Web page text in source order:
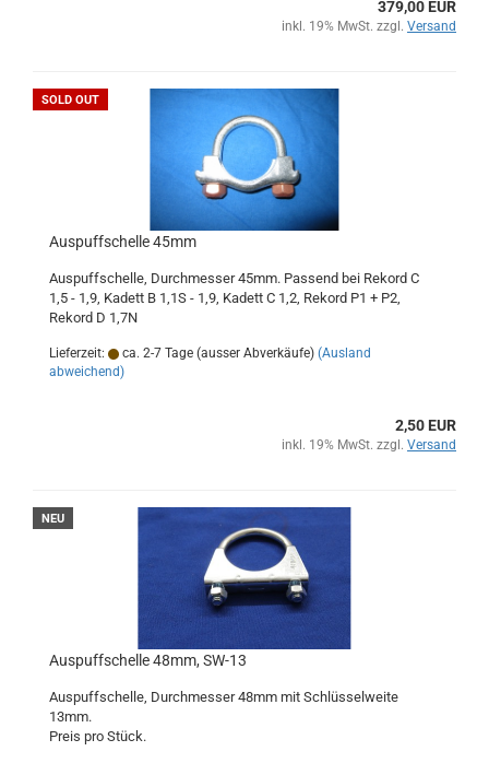
379,00 EUR
inkl. 19% MwSt. zzgl. Versand
SOLD OUT
Auspuffschelle 45mm
Auspuffschelle, Durchmesser 45mm. Passend bei Rekord C
1,5 - 1,9, Kadett B 1,1S - 1,9, Kadett C 1,2, Rekord P1 + P2,
Rekord D 1,7N
Lieferzeit: ca. 2-7 Tage (ausser Abverkäufe) (Ausland
abweichend)
2,50 EUR
inkl. 19% MwSt. zzgl. Versand
NEU
Auspuffschelle 48mm, SW-13
Auspuffschelle, Durchmesser 48mm mit Schlüsselweite
13mm.
Preis pro Stück.